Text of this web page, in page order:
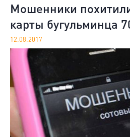
Мошенники
карты бугульминца
12.08.2017